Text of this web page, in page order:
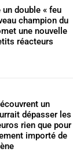
un double « feu
champion du
une nouvelle
réacteurs
un
dépasser les
rien que pour
importé de